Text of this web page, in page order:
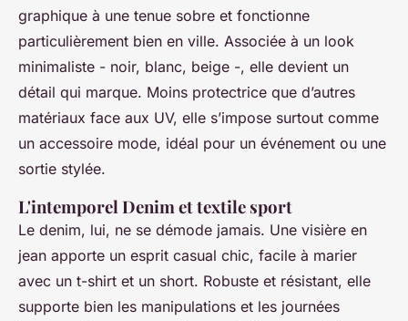
graphique à une tenue sobre et fonctionne
particulièrement bien en ville. Associée à un look
minimaliste - noir, blanc, beige -, elle devient un
détail qui marque. Moins protectrice que d’autres
matériaux face aux UV, elle s’impose surtout comme
un accessoire mode, idéal pour un événement ou une
sortie stylée.
L'intemporel Denim et textile sport
Le denim, lui, ne se démode jamais. Une visière en
jean apporte un esprit casual chic, facile à marier
avec un t-shirt et un short. Robuste et résistant, elle
supporte bien les manipulations et les journées